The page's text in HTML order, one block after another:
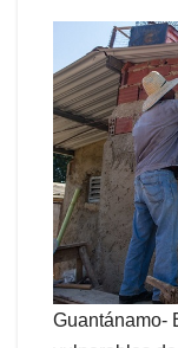
Guantánamo-